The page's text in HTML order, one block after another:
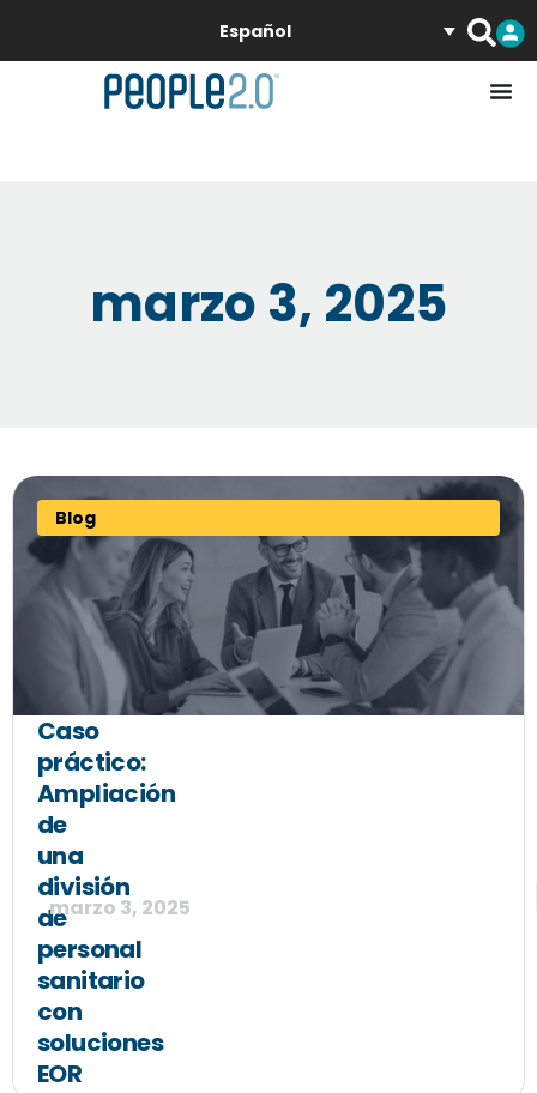
Español
marzo 3, 2025
Blog
Caso
práctico:
Ampliación
de
una
división
de
personal
sanitario
con
soluciones
EOR
marzo 3, 2025